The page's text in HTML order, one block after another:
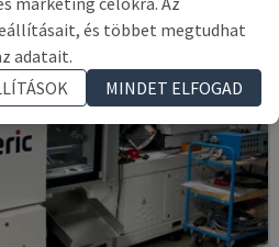
és többet megtudhat
adatait.
MINDET ELFOGAD